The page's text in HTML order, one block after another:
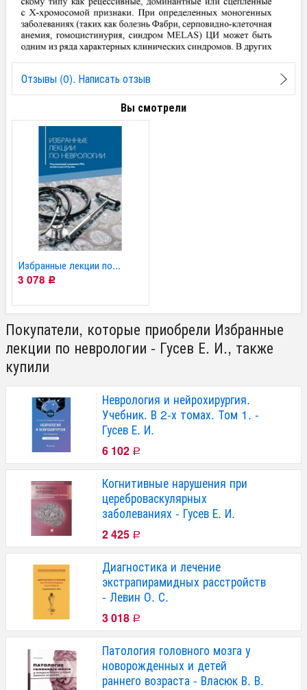
Отзывы (0). Написать отзыв
Вы смотрели
Избранные лекции по...
3 078 Р
Покупатели, которые приобрели Избранные
лекции по неврологии - Гусев Е. И., также
купили
Неврология и нейрохирургия.
Учебник. В 2-х томах. Том 1. -
Гусев Е. И.
6 102 Р
Когнитивные нарушения при
цереброваскулярных
заболеваниях - Гусев Е. И.
2 425 Р
Диагностика и лечение
экстрапирамидных расстройств
- Левин О. С.
3 018 Р
Патология головного мозга у
новорожденных и детей
раннего возраста - Власюк В. В.